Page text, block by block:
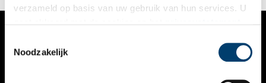
verzameld op basis van uw gebruik van hun services. U
Noodzakelijk
VERHALEN